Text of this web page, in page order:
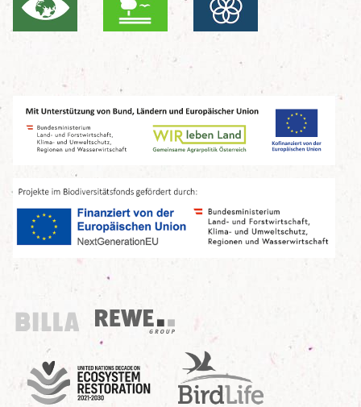
Billa
REWE Group
UN Decade
Birdlife